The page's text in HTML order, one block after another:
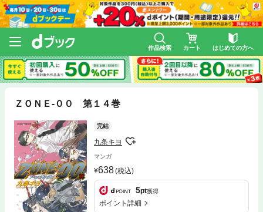
作品検索 カート はじめての方へ
ＺＯＮＥ‐００ 第１４巻
完結
九条キヨ
マンガ
638(税込)
5pt獲得
ポイント詳細